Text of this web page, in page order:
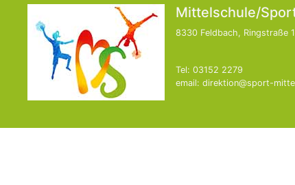
Mittelschule/
8330 Feldbach, Ringstraße
Tel: 03152 2279
email: direktion@sport-